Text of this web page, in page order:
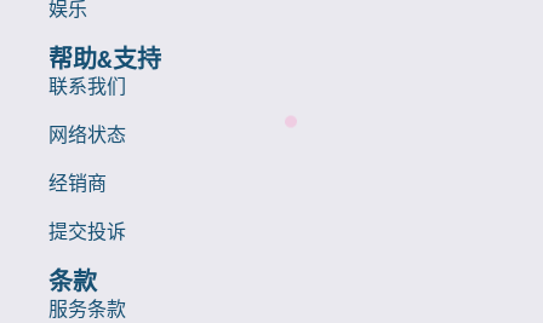
娱乐
帮助&支持
联系我们
网络状态
经销商
提交投诉
条款
服务条款